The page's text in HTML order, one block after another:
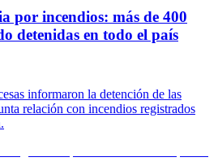
por incendios: más de 400
detenidas en todo el país
informaron la detención de las
relación con incendios registrados